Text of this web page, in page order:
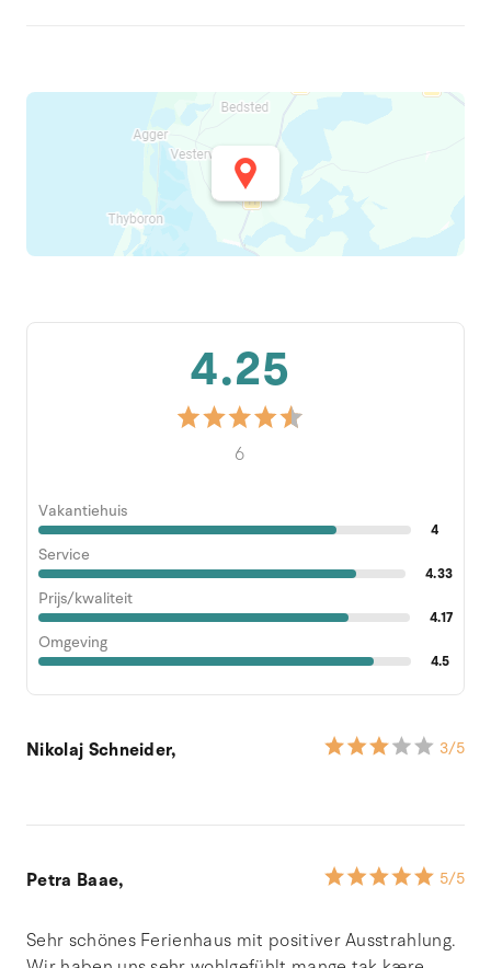
4.25
6
Vakantiehuis
4
Service
4.33
Prijs/kwaliteit
4.17
Omgeving
4.5
Nikolaj Schneider, 3/5
Petra Baae, 5/5
Sehr schönes Ferienhaus mit positiver Ausstrahlung.